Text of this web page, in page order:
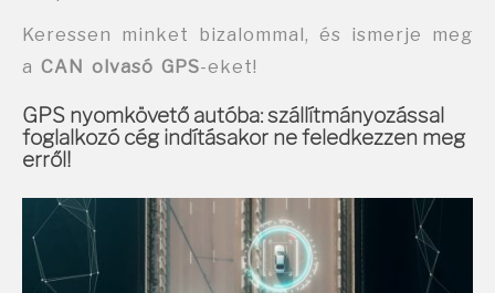
Keressen minket bizalommal, és ismerje meg
a CAN olvasó GPS-eket!
GPS nyomkövető autóba: szállítmányozással
foglalkozó cég indításakor ne feledkezzen meg
erről!